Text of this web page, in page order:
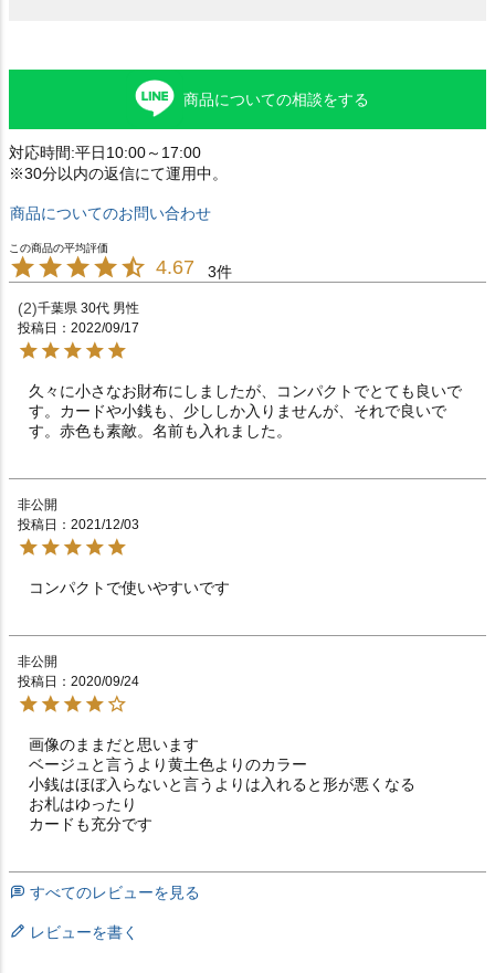
商品についての相談をする
対応時間:平日10:00～17:00
※30分以内の返信にて運用中。
商品についてのお問い合わせ
4.67 3
2 千葉県 30代 男性
投稿日
2022/09/17
久々に小さなお財布にしましたが、コンパクトでとても良いで
す。カードや小銭も、少ししか入りませんが、それで良いで
す。赤色も素敵。名前も入れました。
非公開
投稿日
2021/12/03
コンパクトで使いやすいです
非公開
投稿日
2020/09/24
画像のままだと思います
ベージュと言うより黄土色よりのカラー
小銭はほぼ入らないと言うよりは入れると形が悪くなる
お札はゆったり
すべてのレビューを見る
レビューを書く